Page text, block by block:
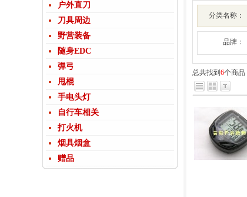
户外直刀
刀具周边
野营装备
随身EDC
弹弓
甩棍
手电头灯
自行车相关
打火机
烟具烟盒
赠品
分类名称：
品牌：
总共找到 6个商品